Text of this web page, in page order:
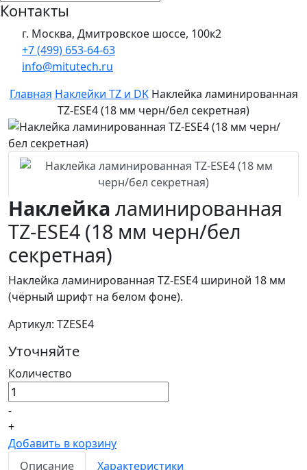
Контакты
г. Москва, Дмитровское шоссе, 100к2
+7 (499) 653-64-63
info@mitutech.ru
Главная Наклейки TZ и DK Наклейка ламинированная
TZ-ESE4 (18 мм черн/бел секретная)
Наклейка ламинированная
TZ-ESE4 (18 мм черн/бел
секретная)
Наклейка ламинированная TZ-ESE4 шириной 18 мм
(чёрный шрифт на белом фоне).
Артикул: TZESE4
Уточняйте
Количество
-
+
Добавить в корзину
Описание
Характеристики